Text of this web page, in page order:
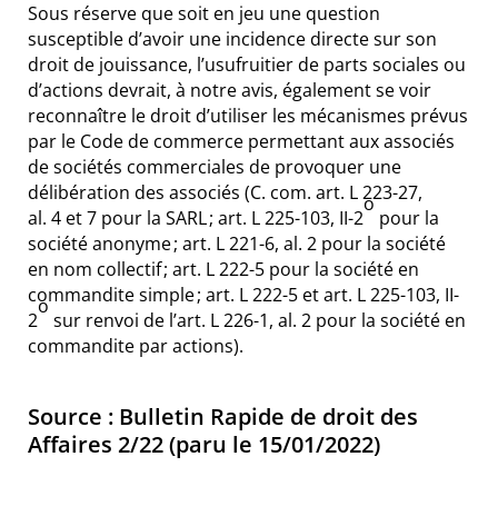
Sous réserve que soit en jeu une question
susceptible d’avoir une incidence directe sur son
droit de jouissance, l’usufruitier de parts sociales ou
d’actions devrait, à notre avis, également se voir
reconnaître le droit d’utiliser les mécanismes prévus
par le Code de commerce permettant aux associés
de sociétés commerciales de provoquer une
délibération des associés (C. com. art. L 223-27,
al. 4 et 7pour la SARL ; art. L 225-103, II-2
o
pour la
société anonyme ; art. L 221-6, al. 2pour la société
en nom collectif ; art. L 222-5pour la société en
commandite simple ; art. L 222-5etart. L 225-103, II-
2
o
sur renvoi de l’art. L 226-1, al. 2pour la société en
commandite par actions).
Source : Bulletin Rapide de droit des
Affaires 2/22 (paru le 15/01/2022)